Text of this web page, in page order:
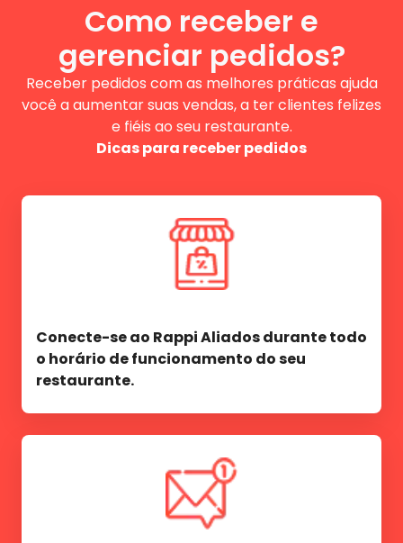
Como receber e
gerenciar pedidos?
Receber pedidos com as melhores práticas ajuda
você a aumentar suas vendas, a ter clientes felizes
e fiéis ao seu restaurante.
Dicas para receber pedidos
Conecte-se ao Rappi Aliados durante todo
o horário de funcionamento do seu
restaurante.